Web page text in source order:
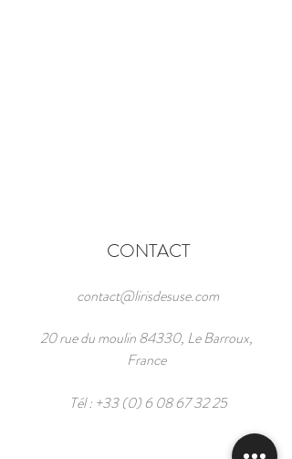
CONTACT
contact@lirisdesuse.com
20 rue du moulin 84330, Le Barroux,
France
Tél : +33 (0) 6 08 67 32 25